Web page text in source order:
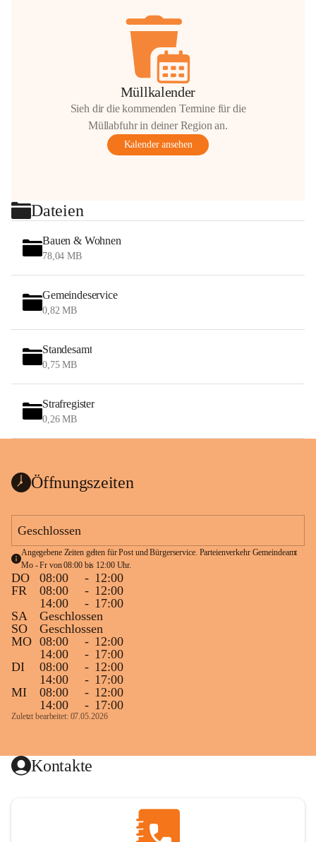
Müllkalender
Sieh dir die kommenden Termine für die
Müllabfuhr in deiner Region an.
Kalender ansehen
Dateien
Bauen & Wohnen
78,04 MB
Gemeindeservice
0,82 MB
Standesamt
0,75 MB
Strafregister
0,26 MB
Öffnungszeiten
Geschlossen
Angegebene Zeiten gelten für Post und Bürgerservice. Parteienverkehr Gemeindeamt
Mo - Fr von 08:00 bis 12:00 Uhr.
DO 08:00 - 12:00
FR
08:00 - 12:00
14:00
- 17:00
SA
Geschlossen
SO
Geschlossen
MO 08:00 - 12:00
14:00
- 17:00
DI
08:00 - 12:00
14:00
- 17:00
MI
08:00 - 12:00
14:00
- 17:00
Zuletzt bearbeitet: 07.05.2026
Kontakte